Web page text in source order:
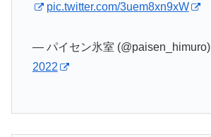
pic.twitter.com/3uem8xn9xW
— パイセン氷室 (@paisen_himuro)
2022